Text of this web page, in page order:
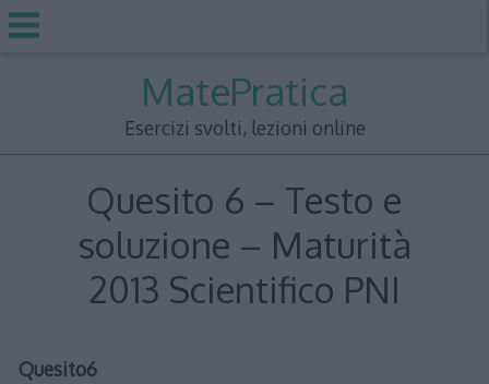
MatePratica
Esercizi svolti, lezioni online
Quesito 6 – Testo e
soluzione – Maturità
2013 Scientifico PNI
Quesito6